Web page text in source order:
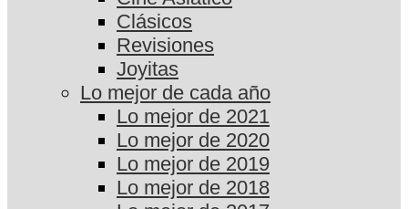
Clásicos
Revisiones
Joyitas
Lo mejor de cada año
Lo mejor de 2021
Lo mejor de 2020
Lo mejor de 2019
Lo mejor de 2018